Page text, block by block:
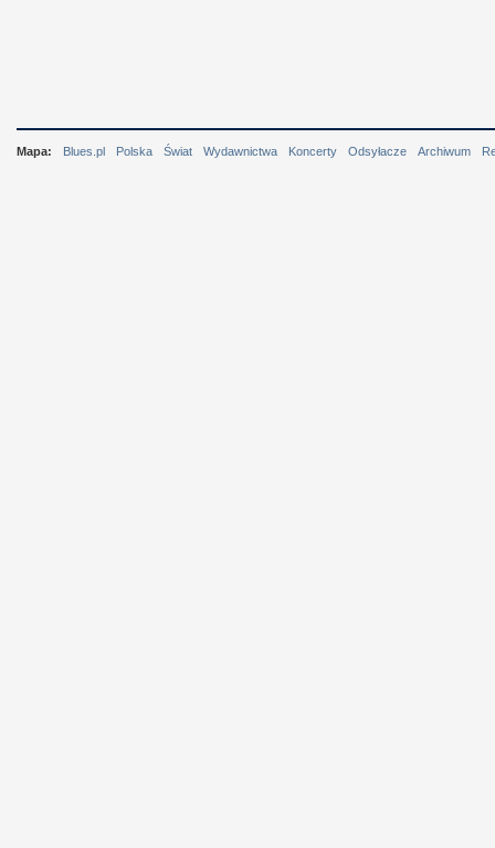
Mapa: Blues.pl Polska Świat Wydawnictwa Koncerty Odsyłacze Archiwum